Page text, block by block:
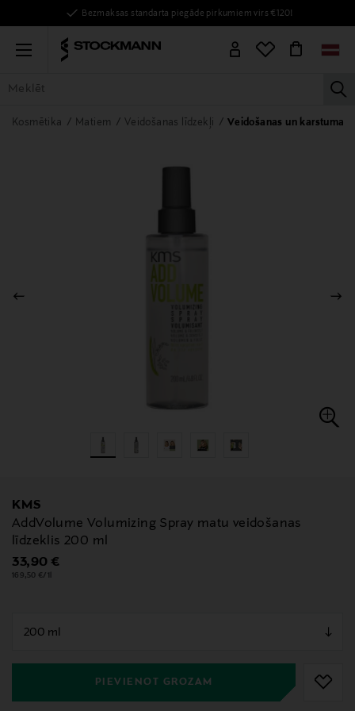
Bezmaksas standarta piegāde pirkumiem virs €120!
Menu
VISAS PRECES SIEVIETĒM VĪRIEŠIEM BĒRNIEM MĀJAI
Kosmētika Matiem Veidošanas līdzekļi Veidošanas un karstuma
KMS
AddVolume Volumizing Spray matu veidošanas
līdzeklis 200 ml
Original Price
33,90 €
169,50 €/1l
PIEVIENOT GROZAM